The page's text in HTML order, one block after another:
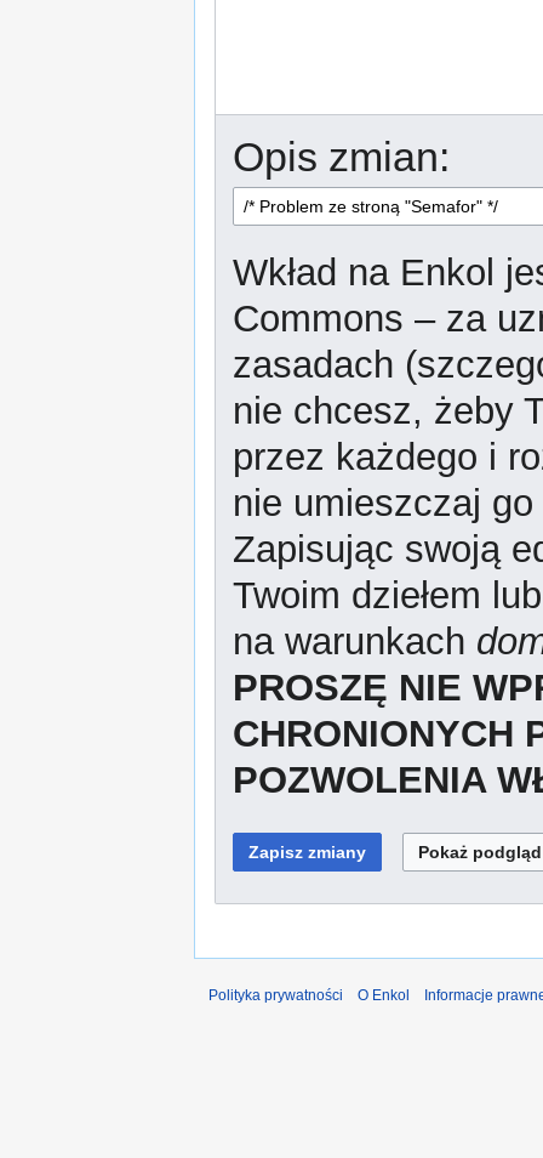
Opis zmian:
Wkład na Enkol
Commons – za
zasadach
nie chcesz, żeby
przez każdego i
nie umieszczaj
Zapisując swoją
Twoim dziełem
na warunkach
PROSZĘ NIE
CHRONIONYCH
POZWOLENIA
Polityka prywatności O Enkol Informacje